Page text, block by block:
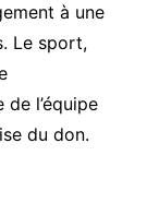
à une
Le sport,
l’équipe
du don.